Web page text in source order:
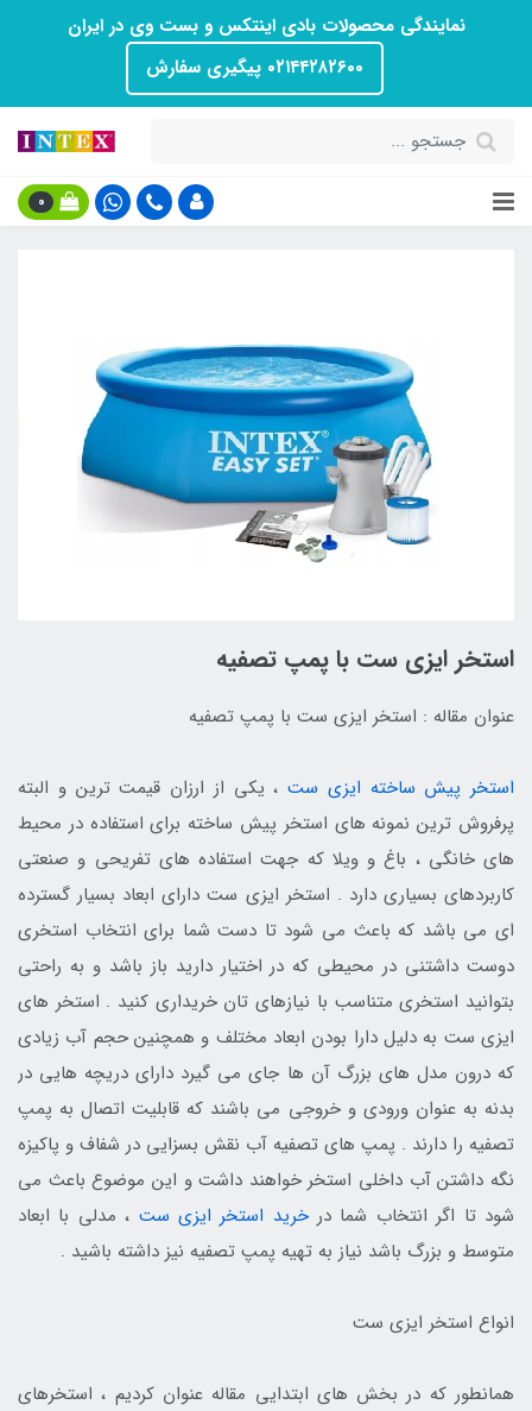
نمایندگی محصولات بادی اینتکس و بست وی در ایران
۰۲۱۴۴۲۸۲۶۰۰ پیگیری سفارش
0
استخر ایزی ست با پمپ تصفیه
عنوان مقاله : استخر ایزی ست با پمپ تصفیه
استخر پیش ساخته ایزی ست ، یکی از ارزان قیمت ترین و البته
پرفروش ترین نمونه های استخر پیش ساخته برای استفاده در محیط
های خانگی ، باغ و ویلا که جهت استفاده های تفریحی و صنعتی
کاربردهای بسیاری دارد . استخر ایزی ست دارای ابعاد بسیار گسترده
ای می باشد که باعث می شود تا دست شما برای انتخاب استخری
دوست داشتنی در محیطی که در اختیار دارید باز باشد و به راحتی
بتوانید استخری متناسب با نیازهای تان خریداری کنید . استخر های
ایزی ست به دلیل دارا بودن ابعاد مختلف و همچنین حجم آب زیادی
که درون مدل های بزرگ آن ها جای می گیرد دارای دریچه هایی در
بدنه به عنوان ورودی و خروجی می باشند که قابلیت اتصال به پمپ
تصفیه را دارند . پمپ های تصفیه آب نقش بسزایی در شفاف و پاکیزه
نگه داشتن آب داخلی استخر خواهند داشت و این موضوع باعث می
شود تا اگر انتخاب شما درخرید استخر ایزی ست ، مدلی با ابعاد
متوسط و بزرگ باشد نیاز به تهیه پمپ تصفیه نیز داشته باشید .
انواع استخر ایزی ست
همانطور که در بخش های ابتدایی مقاله عنوان کردیم ، استخرهای